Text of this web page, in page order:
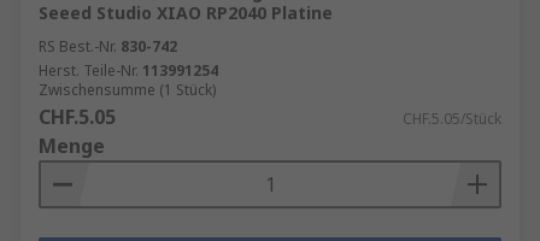
Seeed Studio XIAO RP2040 Platine
RS Best.-Nr. 830-742
Herst. Teile-Nr. 113991254
Zwischensumme (1 Stück)
CHF.5.05 CHF.5.05/Stück
Menge